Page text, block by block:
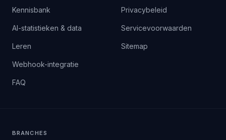
Kennisbank
AI-statistieken & data
Leren
Webhook-integratie
FAQ
Privacybeleid
Servicevoorwaarden
Sitemap
BRANCHES